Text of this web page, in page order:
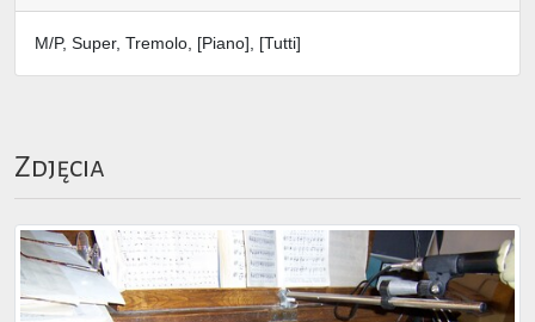
M/P, Super, Tremolo, [Piano], [Tutti]
Zdjęcia